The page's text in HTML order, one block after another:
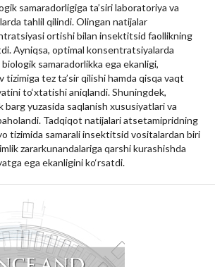
samaradorligiga ta’siri laboratoriya va
tahlil qilindi. Olingan natijalar
ortishi bilan insektitsid faollikning
Ayniqsa, optimal konsentratsiyalarda
samaradorlikka ega ekanligi,
tizimiga tez ta’sir qilishi hamda qisqa vaqt
to‘xtatishi aniqlandi. Shuningdek,
barg yuzasida saqlanish xususiyatlari va
Tadqiqot natijalari atsetamipridning
tizimida samarali insektitsid vositalardan biri
zararkunandalariga qarshi kurashishda
ega ekanligini ko‘rsatdi.